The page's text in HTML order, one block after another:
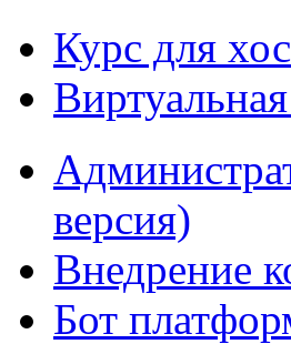
Курс для
версия)
Внедрение
Бот